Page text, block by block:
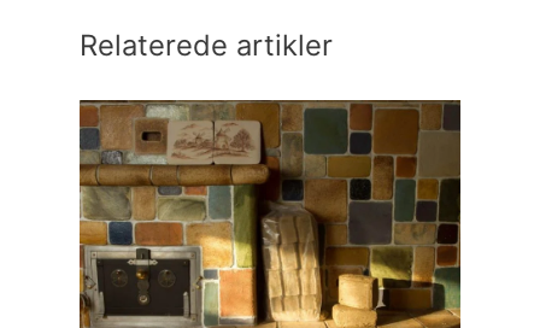
Relaterede artikler